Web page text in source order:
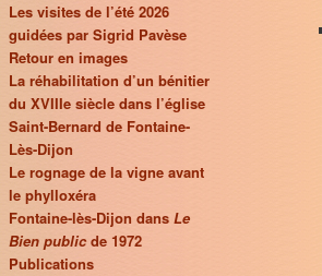
Les visites de l’été 2026
guidées par Sigrid Pavèse
Retour en images
La réhabilitation d’un bénitier
du XVIIIe siècle dans l’église
Saint-Bernard de Fontaine-
Lès-Dijon
Le rognage de la vigne avant
le phylloxéra
Fontaine-lès-Dijon dans Le
Bien publicde 1972
Publications